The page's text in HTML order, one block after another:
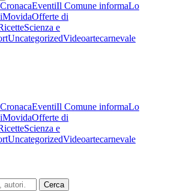
CronacaEventiIl Comune informaLo
MovidaOfferte di
Scienza e
UncategorizedVideoartecarnevale
CronacaEventiIl Comune informaLo
MovidaOfferte di
Scienza e
UncategorizedVideoartecarnevale
Cerca